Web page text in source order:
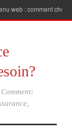
comment choisir le
Comment:
,